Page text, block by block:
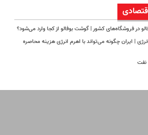
در فروشگاه‌های کشور | گوشت بوفالو از کجا وارد می‌شود؟
| ایران چگونه می‌تواند با اهرم انرژی‌ هزینه محاصره
نفت